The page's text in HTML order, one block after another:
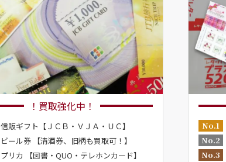
！買取強化中！
信販ギフト【ＪＣＢ・ＶＪＡ・ＵＣ】
ビール券 【清酒券、旧柄も買取可！】
プリカ 【図書・QUO・テレホンカード】
No.1
No.2
No.3